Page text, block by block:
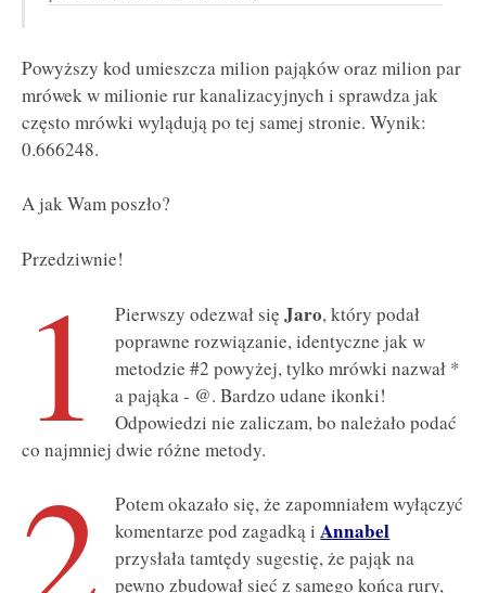
Powyższy kod umieszcza milion pająków oraz milion par
mrówek w milionie rur kanalizacyjnych i sprawdza jak
często mrówki wylądują po tej samej stronie. Wynik:
0.666248.
A jak Wam poszło?
Przedziwnie!
1 Pierwszy odezwał sięJaro, który podał
poprawne rozwiązanie, identyczne jak w
metodzie #2 powyżej, tylko mrówki nazwał *
a pająka - @. Bardzo udane ikonki!
Odpowiedzi nie zaliczam, bo należało podać
co najmniej dwie różne metody.
2
Potem okazało się, że zapomniałem wyłączyć
komentarze pod zagadką iAnnabel
przysłała tamtędy sugestię, że pająk na
pewno zbudował sieć z samego końca rury,